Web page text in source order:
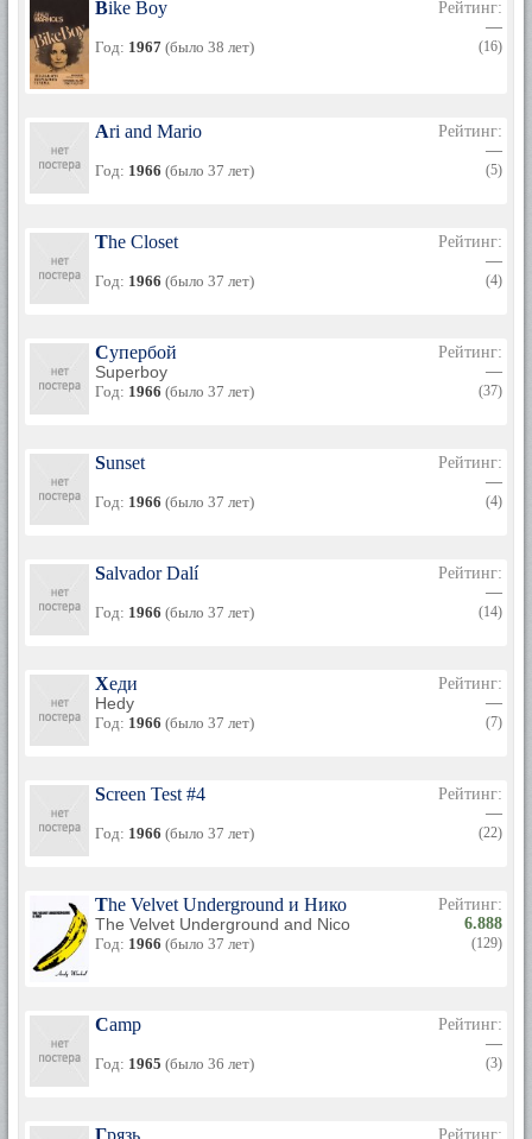
Bike Boy
Год: 1967 (было 38 лет)
Рейтинг:
—
(16)
Ari and Mario
Год: 1966 (было 37 лет)
Рейтинг:
—
(5)
The Closet
Год: 1966 (было 37 лет)
Рейтинг:
—
(4)
Супербой
Superboy
Год: 1966 (было 37 лет)
Рейтинг:
—
(37)
Sunset
Год: 1966 (было 37 лет)
Рейтинг:
—
(4)
Salvador Dalí
Год: 1966 (было 37 лет)
Рейтинг:
—
(14)
Хеди
Hedy
Год: 1966 (было 37 лет)
Рейтинг:
—
(7)
Screen Test #4
Год: 1966 (было 37 лет)
Рейтинг:
—
(22)
The Velvet Underground и Нико
The Velvet Underground and Nico
Год: 1966 (было 37 лет)
Рейтинг:
6.888
(129)
Camp
Год: 1965 (было 36 лет)
Рейтинг:
—
(3)
Грязь
Рейтинг: